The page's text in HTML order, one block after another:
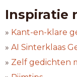
Inspiratie
» Kant-en-klare
» AI Sinterklaas
» Zelf gedichten